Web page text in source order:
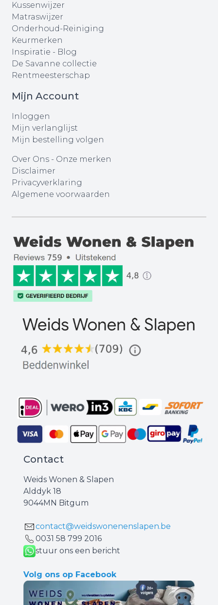
Kussenwijzer
Matraswijzer
Onderhoud-Reiniging
Keurmerken
Inspiratie - Blog
De Savanne collectie
Rentmeesterschap
Mijn Account
Inloggen
Mijn verlanglijst
Mijn bestelling volgen
Over Ons - Onze merken
Disclaimer
Privacyverklaring
Algemene voorwaarden
Contact
Weids Wonen & Slapen
Alddyk 18
9044MN Bitgum
contact@weidswonenenslapen.be
0031 ‪58 799 2016‬
stuur ons een bericht
Volg ons op Facebook